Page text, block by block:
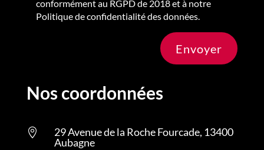
conformément au RGPD de 2018 et à notre
Politique de confidentialité des données.
Envoyer
Nos coordonnées

29 Avenue de la Roche Fourcade, 13400
Aubagne